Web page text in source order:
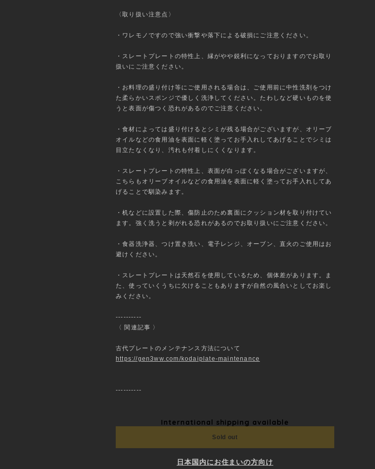
〈取り扱い注意点〉
・ワレモノですので強い衝撃や落下による破損にご注意ください。
・スレートプレートの特性上、縁がやや鋭利になっておりますのでお取り
扱いにご注意ください。
・お料理の盛り付け等にご使用される場合は、ご使用前に中性洗剤をつけ
た柔らかいスポンジで優しく洗浄してください。たわしなど硬いものを使
うと表面が傷つく恐れがあるのでご注意ください。
・食材によっては盛り付けるとシミが残る場合がございますが、オリーブ
オイルなどの食用油を表面に軽く塗ってお手入れしてあげることでシミは
目立たなくなり、汚れも付着しにくくなります。
・スレートプレートの特性上、表面が白っぽくなる場合がございますが、
こちらもオリーブオイルなどの食用油を表面に軽く塗ってお手入れしてあ
げることで馴染みます。
・机などに設置した際、傷防止のため裏面にクッション材を取り付けてい
ます。強く洗うと剥がれる恐れがあるのでお取り扱いにご注意ください。
・食器洗浄器、つけ置き洗い、電子レンジ、オーブン、直火のご使用はお
避けください。
・スレートプレートは天然石を使用しているため、個体差があります。ま
た、使っていくうちに欠けることもありますが自然の風合いとしてお楽し
みください。
----------
〈 関連記事 〉
古代プレートのメンテナンス方法について
https://gen3ww.com/kodaiplate-maintenance
----------
International shipping available
Sold out
日本国内にお住まいの方向け